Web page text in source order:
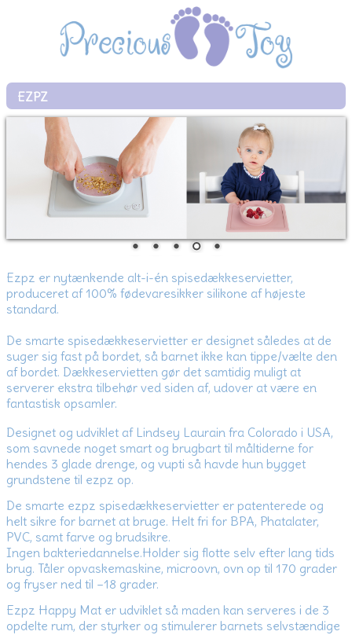
EZPZ
Ezpz er nytænkende alt-i-én spisedækkeservietter,
produceret af 100% fødevaresikker silikone af højeste
standard.
De smarte spisedækkeservietter er designet således at de
suger sig fast på bordet, så barnet ikke kan tippe/vælte den
af bordet. Dækkeservietten gør det samtidig muligt at
serverer ekstra tilbehør ved siden af, udover at være en
fantastisk opsamler.
Designet og udviklet af Lindsey Laurain fra Colorado i USA,
som savnede noget smart og brugbart til måltiderne for
hendes 3 glade drenge, og vupti så havde hun bygget
grundstene til ezpz op.
De smarte ezpz spisedækkeservietter er patenterede og
helt sikre for barnet at bruge. Helt fri for BPA, Phatalater,
PVC, samt farve og brudsikre.
Ingen bakteriedannelse.Holder sig flotte selv efter lang tids
brug. Tåler opvaskemaskine, microovn, ovn op til 170 grader
og fryser ned til –18 grader.
Ezpz Happy Mat er udviklet så maden kan serveres i de 3
opdelte rum, der styrker og stimulerer barnets selvstændige